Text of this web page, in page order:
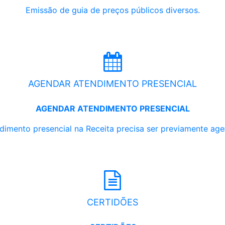
Emissão de guia de preços públicos diversos.
AGENDAR ATENDIMENTO PRESENCIAL
AGENDAR ATENDIMENTO PRESENCIAL
presencial na Receita precisa ser previamente
CERTIDÕES